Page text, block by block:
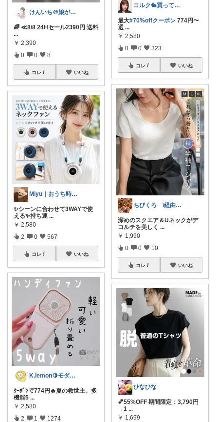
けんいち＠娘が喜んだマタニティ用品
🌈 ≪8/8 24Hセール2390円 送料
...
￥ 2,390
0 0 8
コレ いいね
Miyu｜おうち時間の小さな幸せ🌸
✨シーンに合わせて3WAYで使
える✨持ち運 ...
￥ 2,580
2 0 567
コレ いいね
K.lemon🍋モダン+家事楽+🐶
ｸｰﾎﾟﾝで774円🔥夏の救世主。多
機能5 ...
￥ 2,580
2 1 1274
コルク🐇買ってよかった！オリジナル写真
最大#70%offクーポン 774円〜
選 ...
￥ 2,580
0 0 323
コレ いいね
ちびくろ \経由購入ありがとうござます/
深めのスクエア＆Uネックがデ
コルテを美しく ...
￥ 1,990
0 0 10
コレ いいね
ひなひな
💕55%OFF 期間限定：3,790円
→1 ...
￥ 1,699